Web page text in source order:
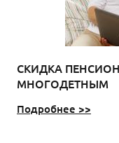
СКИДКА
МНОГОДЕТНЫМ
Подробнее >>